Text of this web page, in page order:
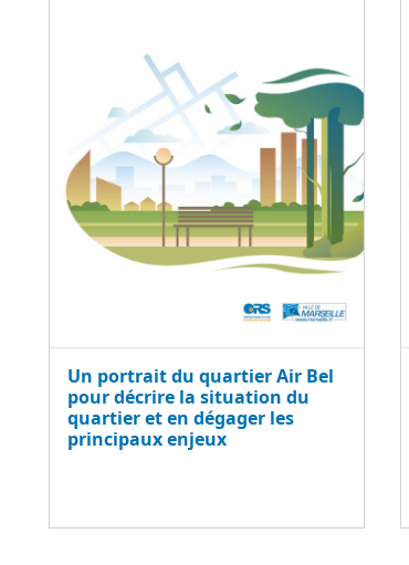
Un portrait du quartier Air Bel
pour décrire la situation du
quartier et en dégager les
principaux enjeux